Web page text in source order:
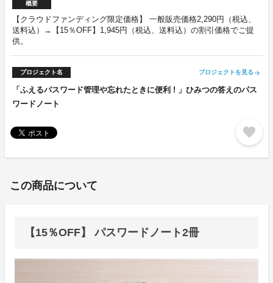
概要
【クラウドファンディング限定価格】 一般販売価格2,290円（税込、
送料込）→【15％OFF】1,945円（税込、送料込）の割引価格でご提
供。
プロジェクト名 プロジェクトを見る arrow_forward
「ふえるパスワード管理や忘れたときに便利 ! 」ひみつの答えのパス
ワードノート
favorite
この商品について
【15％OFF】 パスワードノート2冊